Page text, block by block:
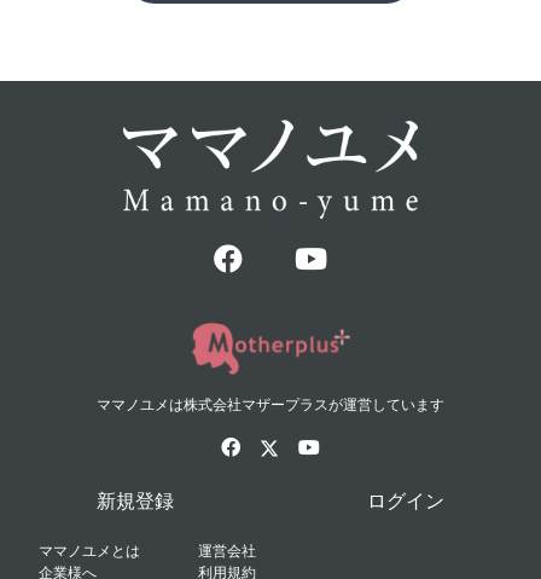
ママノユメは株式会社マザープラスが運営しています
新規登録 ログイン
ママノユメとは
企業様へ
運営会社
利用規約